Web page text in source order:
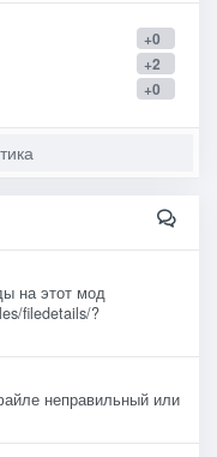
+0
+2
+0
на этот мод
filedetails/?
неправильный или